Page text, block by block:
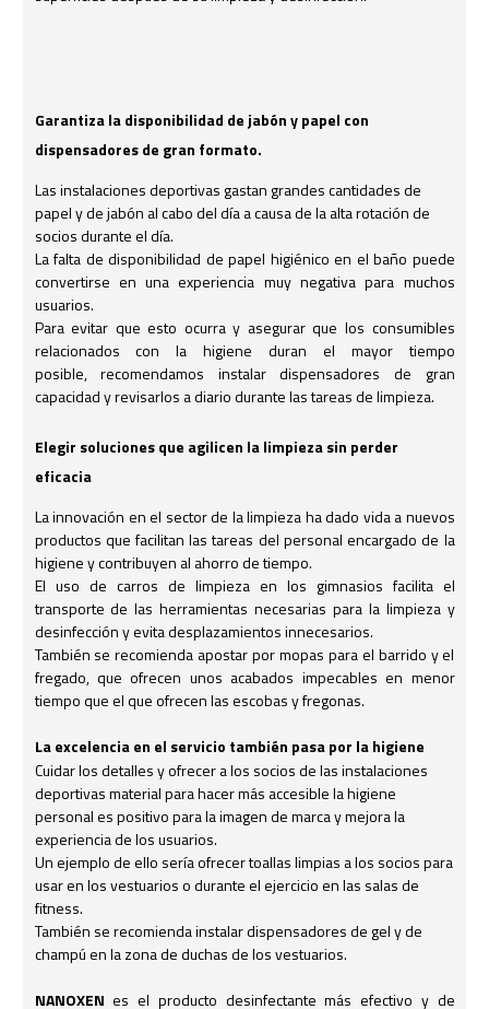
Garantiza la disponibilidad de jabón y papel con
dispensadores de gran formato.
Las instalaciones deportivas gastan grandes cantidades de
papel y de jabón al cabo del día a causa de la alta rotación de
socios durante el día.
La falta de disponibilidad de papel higiénico en el baño puede
convertirse en una experiencia muy negativa para muchos
usuarios.
Para evitar que esto ocurra y asegurar que los consumibles
relacionados con la higiene duran el mayor tiempo
posible, recomendamos instalar dispensadores de gran
capacidad y revisarlos a diario durante las tareas de limpieza.
Elegir soluciones que agilicen la limpieza sin perder
eficacia
La innovación en el sector de la limpieza ha dado vida a nuevos
productos que facilitan las tareas del personal encargado de la
higiene y contribuyen al ahorro de tiempo.
El uso de carros de limpieza en los gimnasios facilita el
transporte de las herramientas necesarias para la limpieza y
desinfección y evita desplazamientos innecesarios.
También se recomienda apostar por mopas para el barrido y el
fregado, que ofrecen unos acabados impecables en menor
tiempo que el que ofrecen las escobas y fregonas.
La excelencia en el servicio también pasa por la higiene
Cuidar los detalles y ofrecer a los socios de las instalaciones
deportivas material para hacer más accesible la higiene
personal es positivo para la imagen de marca y mejora la
experiencia de los usuarios.
Un ejemplo de ello sería ofrecer toallas limpias a los socios para
usar en los vestuarios o durante el ejercicio en las salas de
fitness.
También se recomienda instalar dispensadores de gel y de
champú en la zona de duchas de los vestuarios.
NANOXEN es el producto desinfectante más efectivo y de